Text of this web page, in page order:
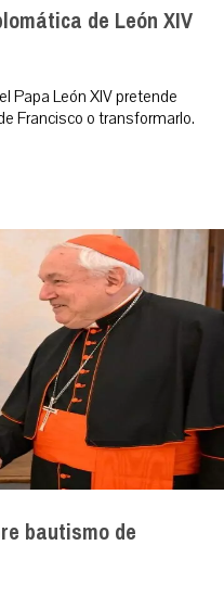
de León XIV
Papa León XIV pretende
Francisco o transformarlo.
bautismo de